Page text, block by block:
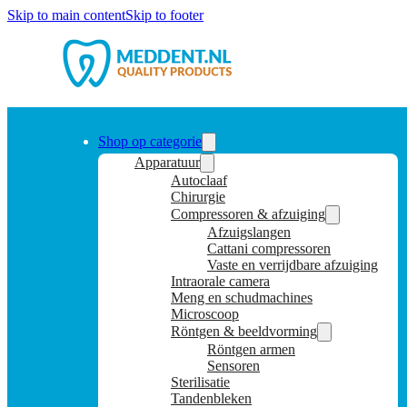
Skip to main contentSkip to footer
Shop op categorie
Apparatuur
Autoclaaf
Chirurgie
Compressoren & afzuiging
Afzuigslangen
Cattani compressoren
Vaste en verrijdbare afzuiging
Intraorale camera
Meng en schudmachines
Microscoop
Röntgen & beeldvorming
Röntgen armen
Sensoren
Sterilisatie
Tandenbleken